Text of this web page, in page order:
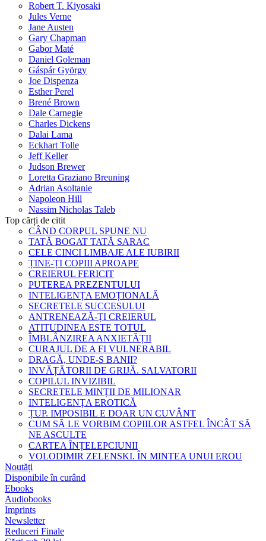
Robert T. Kiyosaki
Jules Verne
Jane Austen
Gary Chapman
Gabor Maté
Daniel Goleman
Gáspár György
Joe Dispenza
Esther Perel
Brené Brown
Dale Carnegie
Charles Dickens
Dalai Lama
Eckhart Tolle
Jeff Keller
Judson Brewer
Loretta Graziano Breuning
Adrian Asoltanie
Napoleon Hill
Nassim Nicholas Taleb
Top cărți de citit
CÂND CORPUL SPUNE NU
TATĂ BOGAT TATĂ SARAC
CELE CINCI LIMBAJE ALE IUBIRII
ȚINE-ȚI COPIII APROAPE
CREIERUL FERICIT
PUTEREA PREZENTULUI
INTELIGENȚA EMOȚIONALĂ
SECRETELE SUCCESULUI
ANTRENEAZĂ-ȚI CREIERUL
ATITUDINEA ESTE TOTUL
ÎMBLÂNZIREA ANXIETĂȚII
CURAJUL DE A FI VULNERABIL
DRAGĂ, UNDE-S BANII?
INVĂȚĂTORII DE GRIJĂ. SALVATORII
COPILUL INVIZIBIL
SECRETELE MINȚII DE MILIONAR
INTELIGENȚA EROTICĂ
ȚUP. IMPOSIBIL E DOAR UN CUVÂNT
CUM SĂ LE VORBIM COPIILOR ASTFEL ÎNCÂT SĂ
NE ASCULTE
CARTEA ÎNȚELEPCIUNII
VOLODIMIR ZELENSKI. ÎN MINTEA UNUI EROU
Noutăți
Disponibile în curând
Ebooks
Audiobooks
Imprints
Newsletter
Reduceri Finale